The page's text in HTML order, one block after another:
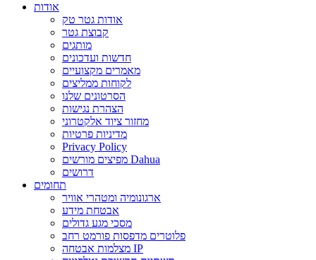
אודות
אודות גטר טק
קבוצת גטר
מותגים
חדשות ועדכונים
מאמרים מקצועיים
לקוחות ממליצים
הסרטונים שלנו
הצהרת נגישות
מחזור ציוד אלקטרוני
מדיניות פרטיות
Privacy Policy
מפיצים מורשים Dahua
דרושים
תחומים
ארגונומיה ומטהרי אוויר
אבטחת מידע
מסכי מגע גדולים
פלוטרים מדפסות פורמט רחב
מצלמות אבטחה IP